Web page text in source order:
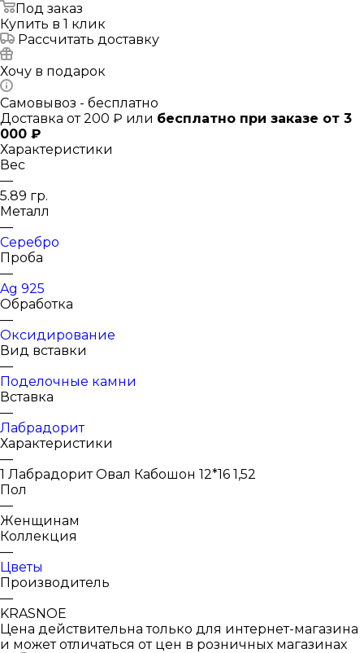
Под заказ
Купить в 1 клик
Рассчитать доставку
Хочу в подарок
Самовывоз - бесплатно
Доставка от 200 ₽ или бесплатно при заказе от 3
000 ₽
Характеристики
Вес
—
5.89 гр.
Металл
—
Серебро
Проба
—
Ag 925
Обработка
—
Оксидирование
Вид вставки
—
Поделочные камни
Вставка
—
Лабрадорит
Характеристики
—
1 Лабрадорит Овал Кабошон 12*16 1,52
Пол
—
Женщинам
Коллекция
—
Цветы
Производитель
—
KRASNOE
Цена действительна только для интернет-магазина
и может отличаться от цен в розничных магазинах